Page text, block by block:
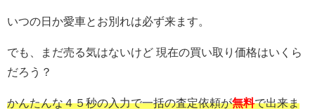
いつの日か愛車とお別れは必ず来ます。
でも、まだ売る気はないけど 現在の買い取り価格はいくら
だろう？
かんたんな４５秒の入力で一括の査定依頼が無料で出来ま